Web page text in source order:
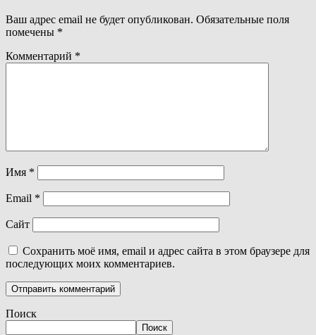
Ваш адрес email не будет опубликован. Обязательные поля
помечены *
Комментарий *
Имя *
Email *
Сайт
Сохранить моё имя, email и адрес сайта в этом браузере для
последующих моих комментариев.
Поиск
Поиск